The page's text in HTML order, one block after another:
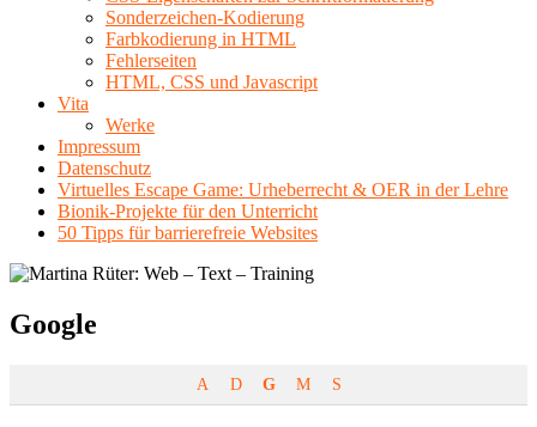
Sonderzeichen-Kodierung
Farbkodierung in HTML
Fehlerseiten
HTML, CSS und Javascript
Vita
Werke
Impressum
Datenschutz
Virtuelles Escape Game: Urheberrecht & OER in der Lehre
Bionik-Projekte für den Unterricht
50 Tipps für barrierefreie Websites
Schlagwort:
Google
A D G M S